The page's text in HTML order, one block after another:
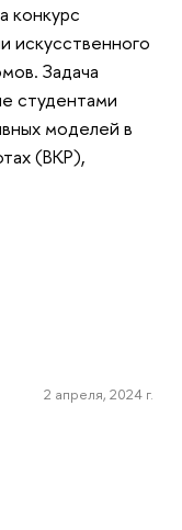
конкурс
искусственного
Задача
студентами
моделей в
(ВКР),
2 апреля, 2024 г.